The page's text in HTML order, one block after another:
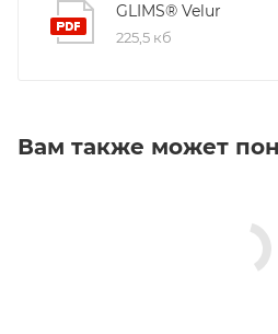
GLIMS® Velur
225,5 кб
Вам также может